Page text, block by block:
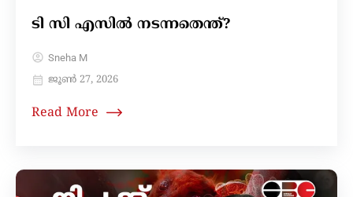
ടി സി എസിൽ നടന്നതെന്ത്?
Sneha M
ജൂൺ 27, 2026
Read More